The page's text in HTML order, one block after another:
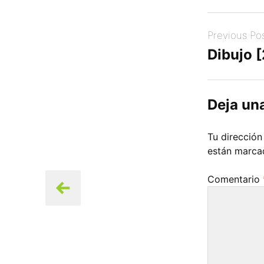
Previous
Dibujo
Deja
Tu
están
Comentario